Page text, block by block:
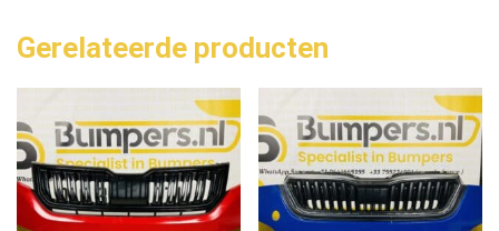
Gerelateerde producten